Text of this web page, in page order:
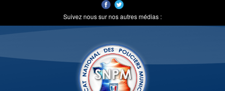
Suivez nous sur nos autres médias :